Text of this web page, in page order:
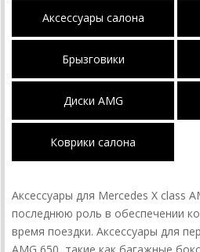
Аксессуары салона
Брызговики
Диски AMG
Коврики салона
Аксессуары для Mercedes X class
последнюю роль в обеспечении
время поездки. Аксессуары для